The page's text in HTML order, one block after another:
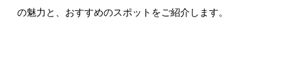
の魅力と、おすすめのスポットをご紹介します。